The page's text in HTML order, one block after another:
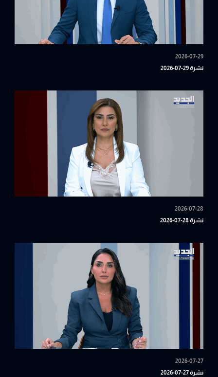
2026-07-29
نشرة 29-07-2026
2026-07-28
نشرة 28-07-2026
2026-07-27
نشرة 27-07-2026